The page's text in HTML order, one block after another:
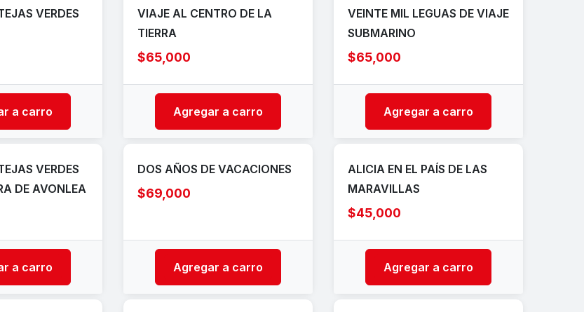
VERDES
a carro
VIAJE AL CENTRO DE LA
TIERRA
$65,000
Agregar a carro
VEINTE MIL LEGUAS DE VIAJE
SUBMARINO
$65,000
Agregar a carro
VERDES
DE AVONLEA
a carro
DOS AÑOS DE VACACIONES
$69,000
Agregar a carro
ALICIA EN EL PAÍS DE LAS
MARAVILLAS
$45,000
Agregar a carro